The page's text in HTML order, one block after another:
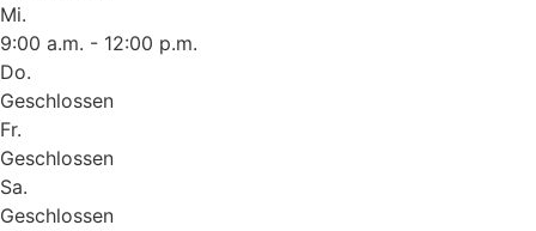
Mi.
9:00 a.m. - 12:00 p.m.
Do.
Geschlossen
Fr.
Geschlossen
Sa.
Geschlossen